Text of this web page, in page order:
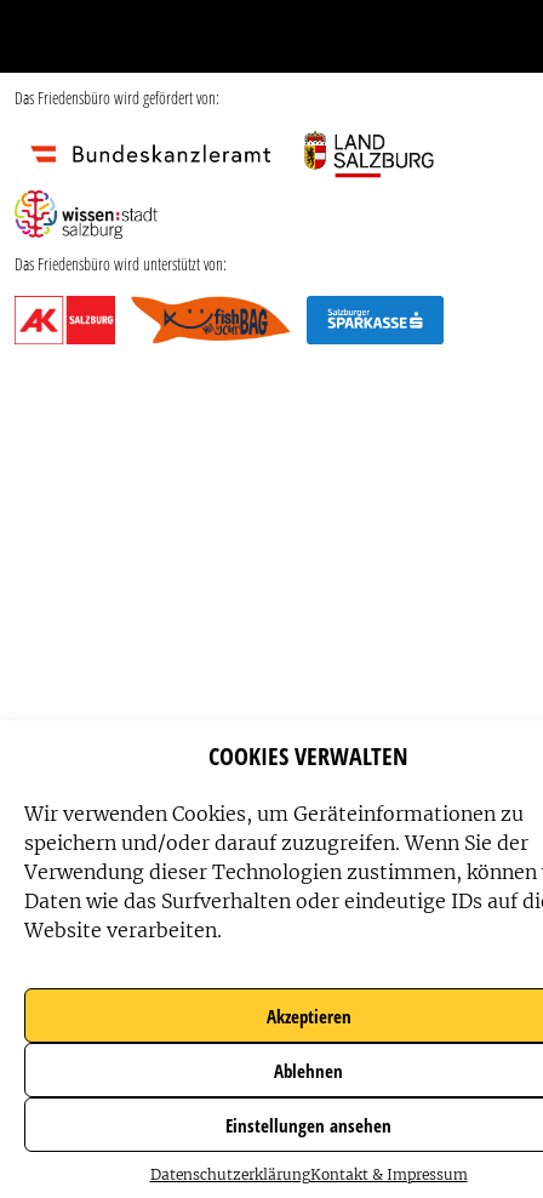
COOKIES VERWALTEN
Wir verwenden Cookies, um Geräteinformationen zu
speichern und/oder darauf zuzugreifen. Wenn Sie der
Verwendung dieser Technologien zustimmen,
Daten wie das Surfverhalten oder eindeutige IDs auf
Website verarbeiten.
Akzeptieren
Ablehnen
Einstellungen ansehen
DatenschutzerklärungKontakt & Impressum
Das Friedensbüro wird gefördert von:
Das Friedensbüro wird unterstützt von: